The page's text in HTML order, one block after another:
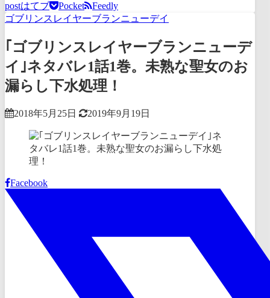
postはてブ Pocket
Feedly
ゴブリンスレイヤーブランニューデイ
｢ゴブリンスレイヤーブランニューデ
イ｣ネタバレ1話1巻。未熟な聖女のお
漏らし下水処理！
2018年5月25日 2019年9月19日
Facebook